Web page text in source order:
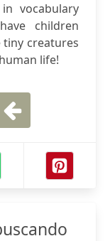
vocabulary
children
creatures
life!